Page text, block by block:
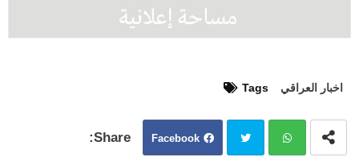
Tags اخبار العراقي
Facebook